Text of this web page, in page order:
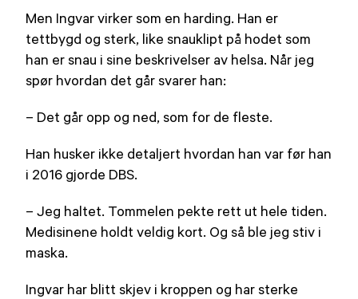
Men Ingvar virker som en harding. Han er
tettbygd og sterk, like snauklipt på hodet som
han er snau i sine beskrivelser av helsa. Når jeg
spør hvordan det går svarer han:
– Det går opp og ned, som for de fleste.
Han husker ikke detaljert hvordan han var før han
i 2016 gjorde DBS.
– Jeg haltet. Tommelen pekte rett ut hele tiden.
Medisinene holdt veldig kort. Og så ble jeg stiv i
maska.
Ingvar har blitt skjev i kroppen og har sterke